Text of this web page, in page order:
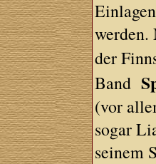
werden.
der
Band
(vor
sogar
seinem